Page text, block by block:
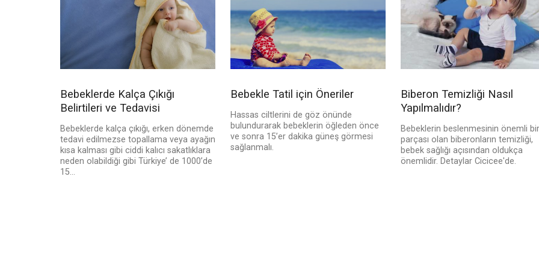
Bebeklerde Kalça Çıkığı
Belirtileri ve Tedavisi
Bebeklerde kalça çıkığı, erken dönemde
tedavi edilmezse topallama veya ayağın
kısa kalması gibi ciddi kalıcı sakatlıklara
neden olabildiği gibi Türkiye’ de 1000’de
15...
Bebekle Tatil için Öneriler
Hassas ciltlerini de göz önünde
bulundurarak bebeklerin öğleden önce
ve sonra 15’er dakika güneş görmesi
sağlanmalı.
Biberon Temizliği Nasıl
Yapılmalıdır?
Bebeklerin beslenmesinin önemli bir
parçası olan biberonların temizliği,
bebek sağlığı açısından oldukça
önemlidir. Detaylar Cicicee'de.